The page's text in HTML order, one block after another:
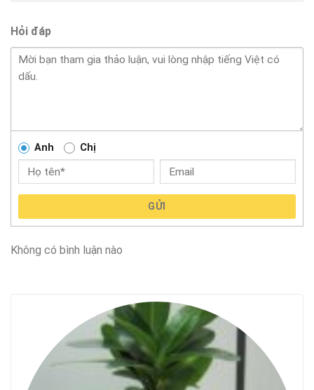
Hỏi đáp
Anh Chị
GỬI
Không có bình luận nào